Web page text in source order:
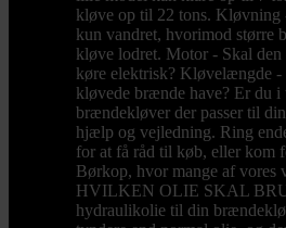
kløve op til 22 tons. Kløvning
kun vandret, hvorimod større
kløve lodret. Motor - Skal
køre elektrisk? Kløvelængde
kløvede brænde have? Er du
brændekløver der passer til
hjælp og vejledning. Ring
for at få råd til køb, eller kom
Børkop, hvor mange af vores
HVILKEN OLIE SKAL
hydraulikolie til din